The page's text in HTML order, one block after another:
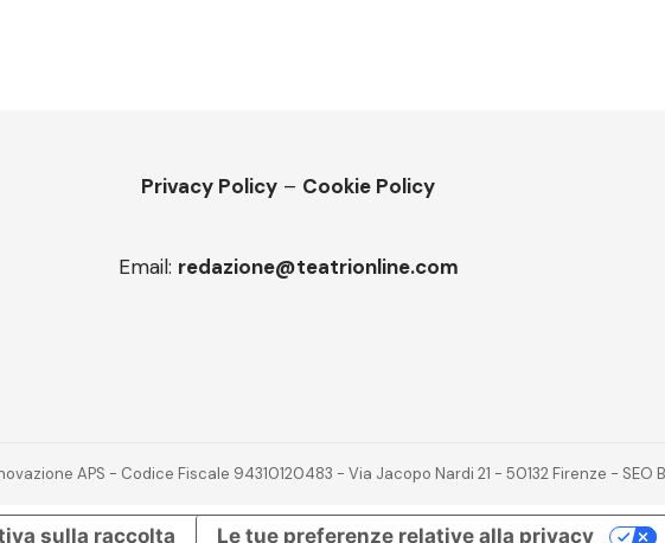
Privacy Policy – Cookie Policy
Email: redazione@teatrionline.com
APS - Codice Fiscale 94310120483 - Via Jacopo Nardi 21 - 50132 Firenze - SEO BY
sulla raccolta Le tue preferenze relative alla privacy